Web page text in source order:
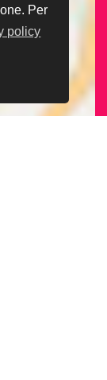
Per
policy